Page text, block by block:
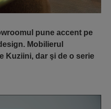
pune accent pe
Mobilierul
Kuziini, dar şi de o serie